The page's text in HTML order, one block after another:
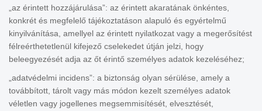
„az érintett hozzájárulása”: az érintett akaratának önkéntes,
konkrét és megfelelő tájékoztatáson alapuló és egyértelmű
kinyilvánítása, amellyel az érintett nyilatkozat vagy a megerősítést
félreérthetetlenül kifejező cselekedet útján jelzi, hogy
beleegyezését adja az őt érintő személyes adatok kezeléséhez;
„adatvédelmi incidens”: a biztonság olyan sérülése, amely a
továbbított, tárolt vagy más módon kezelt személyes adatok
véletlen vagy jogellenes megsemmisítését, elvesztését,